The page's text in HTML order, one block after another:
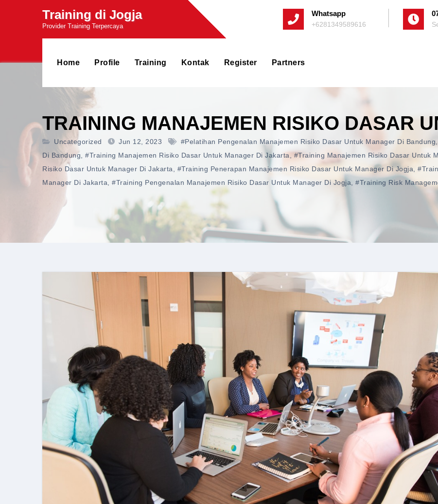
Training di Jogja
Provider Training Terpercaya
Whatsapp
+6281349589616
Home Profile Training Kontak Register Partners
TRAINING MANAJEMEN RISIKO DASAR
Uncategorized Jun 12, 2023 #pelatihan Pengenalan Manajemen Risiko Dasar Untuk Manager Di Bandung
Di Bandung
#training Manajemen Risiko Dasar Untuk Manager Di Jakarta #training Manajemen Risiko Dasar Untuk
Risiko Dasar Untuk Manager Di Jakarta
#training Penerapan Manajemen Risiko Dasar Untuk Manager Di Jogja
Manager Di Jakarta
#training Pengenalan Manajemen Risiko Dasar Untuk Manager Di Jogja #training Risk